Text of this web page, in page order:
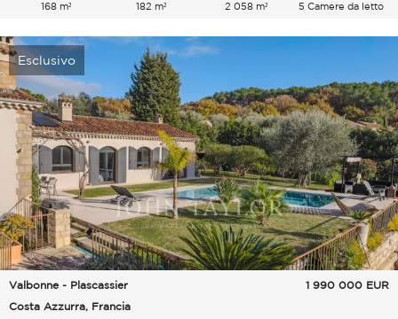
168 m² 182 m² 2 058 m² 5 Camere da letto
Esclusivo
Valbonne - Plascassier
Costa Azzurra, Francia
1 990 000 EUR